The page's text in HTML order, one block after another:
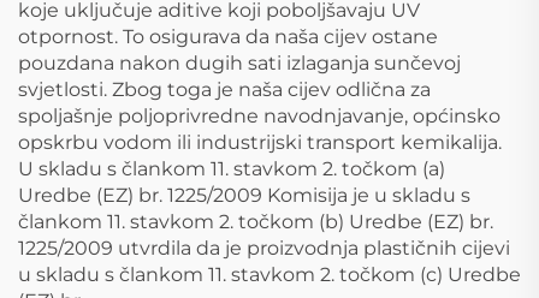
koje uključuje aditive koji poboljšavaju UV
otpornost. To osigurava da naša cijev ostane
pouzdana nakon dugih sati izlaganja sunčevoj
svjetlosti. Zbog toga je naša cijev odlična za
spoljašnje poljoprivredne navodnjavanje, općinsko
opskrbu vodom ili industrijski transport kemikalija.
U skladu s člankom 11. stavkom 2. točkom (a)
Uredbe (EZ) br. 1225/2009 Komisija je u skladu s
člankom 11. stavkom 2. točkom (b) Uredbe (EZ) br.
1225/2009 utvrdila da je proizvodnja plastičnih cijevi
u skladu s člankom 11. stavkom 2. točkom (c) Uredbe